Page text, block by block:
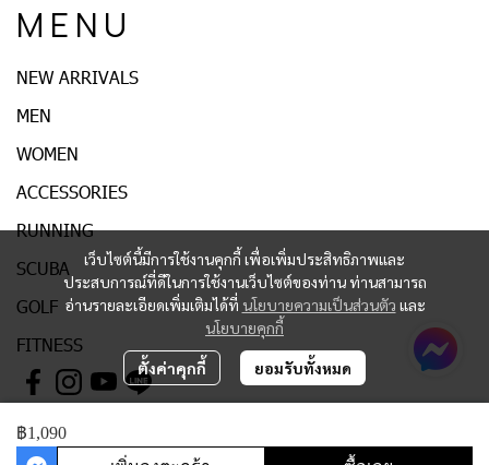
฿1,090
เว็บไซต์นี้มีการใช้งานคุกกี้ เพื่อเพิ่มประสิทธิภาพและ
ประสบการณ์ที่ดีในการใช้งานเว็บไซต์ของท่าน ท่านสามารถ
อ่านรายละเอียดเพิ่มเติมได้ที่ นโยบายความเป็นส่วนตัว และ
นโยบายคุกกี้
ตั้งค่าคุกกี้ ยอมรับทั้งหมด
M E N U
NEW ARRIVALS
MEN
WOMEN
ACCESSORIES
RUNNING
SCUBA
GOLF
FITNESS
© Copyright 2017 All right reserved Fixme Sport